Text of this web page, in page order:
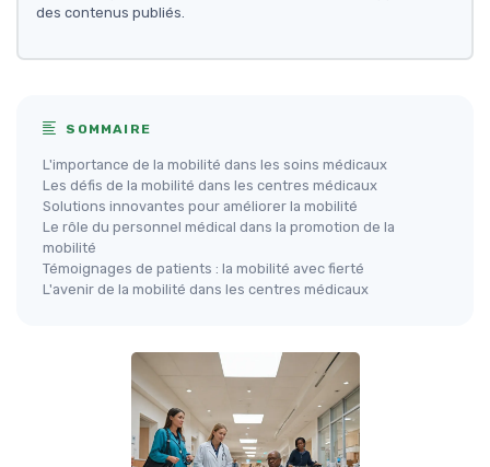
des contenus publiés.
SOMMAIRE
L'importance de la mobilité dans les soins médicaux
Les défis de la mobilité dans les centres médicaux
Solutions innovantes pour améliorer la mobilité
Le rôle du personnel médical dans la promotion de la
mobilité
Témoignages de patients : la mobilité avec fierté
L'avenir de la mobilité dans les centres médicaux